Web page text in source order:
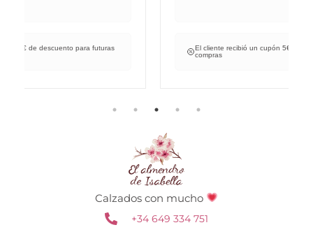
El cliente recibió un cupón 5€ de descuento para futuras
Calzados con mucho
+34 649 334 751